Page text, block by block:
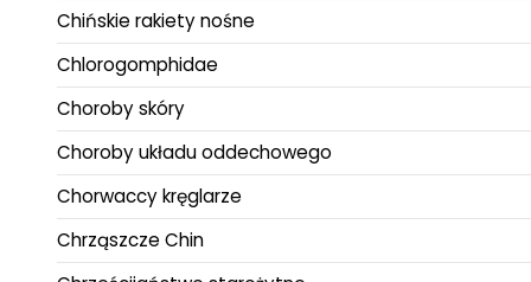
Chińskie rakiety nośne
Chlorogomphidae
Choroby skóry
Choroby układu oddechowego
Chorwaccy kręglarze
Chrząszcze Chin